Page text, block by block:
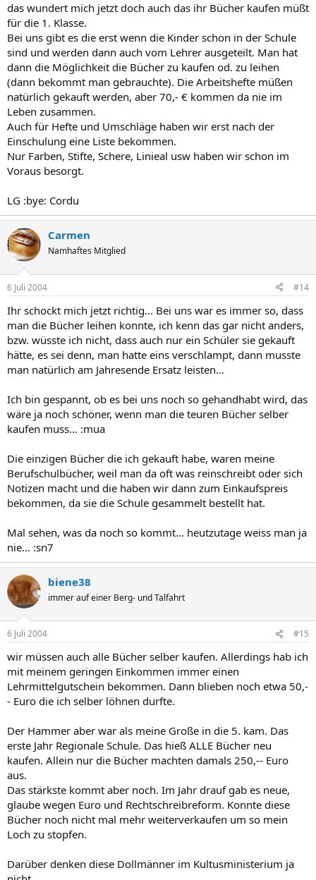
das wundert mich jetzt doch auch das ihr Bücher kaufen müßt
für die 1. Klasse.
Bei uns gibt es die erst wenn die Kinder schon in der Schule
sind und werden dann auch vom Lehrer ausgeteilt. Man hat
dann die Möglichkeit die Bücher zu kaufen od. zu leihen
(dann bekommt man gebrauchte). Die Arbeitshefte müßen
natürlich gekauft werden, aber 70,- € kommen da nie im
Leben zusammen.
Auch für Hefte und Umschläge haben wir erst nach der
Einschulung eine Liste bekommen.
Nur Farben, Stifte, Schere, Linieal usw haben wir schon im
Voraus besorgt.
LG :bye: Cordu
Carmen
Namhaftes Mitglied
6 Juli 2004 #14
Ihr schockt mich jetzt richtig... Bei uns war es immer so, dass
man die Bücher leihen konnte, ich kenn das gar nicht anders,
bzw. wüsste ich nicht, dass auch nur ein Schüler sie gekauft
hätte, es sei denn, man hatte eins verschlampt, dann musste
man natürlich am Jahresende Ersatz leisten...
Ich bin gespannt, ob es bei uns noch so gehandhabt wird, das
wäre ja noch schöner, wenn man die teuren Bücher selber
kaufen muss... :mua
Die einzigen Bücher die ich gekauft habe, waren meine
Berufschulbücher, weil man da oft was reinschreibt oder sich
Notizen macht und die haben wir dann zum Einkaufspreis
bekommen, da sie die Schule gesammelt bestellt hat.
Mal sehen, was da noch so kommt... heutzutage weiss man ja
nie... :sn7
biene38
immer auf einer Berg- und Talfahrt
6 Juli 2004 #15
wir müssen auch alle Bücher selber kaufen. Allerdings hab ich
mit meinem geringen Einkommen immer einen
Lehrmittelgutschein bekommen. Dann blieben noch etwa 50,-
- Euro die ich selber löhnen durfte.
Der Hammer aber war als meine Große in die 5. kam. Das
erste Jahr Regionale Schule. Das hieß ALLE Bücher neu
kaufen. Allein nur die Bücher machten damals 250,-- Euro
aus.
Das stärkste kommt aber noch. Im Jahr drauf gab es neue,
glaube wegen Euro und Rechtschreibreform. Konnte diese
Bücher noch nicht mal mehr weiterverkaufen um so mein
Loch zu stopfen.
Darüber denken diese Dollmänner im Kultusministerium ja